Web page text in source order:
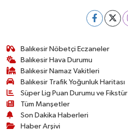
Balıkesir Nöbetçi Eczaneler
Balıkesir Hava Durumu
Balıkesir Namaz Vakitleri
Balıkesir Trafik Yoğunluk Haritası
Süper Lig Puan Durumu ve Fikstür
Tüm Manşetler
Son Dakika Haberleri
Haber Arşivi
YAŞAM